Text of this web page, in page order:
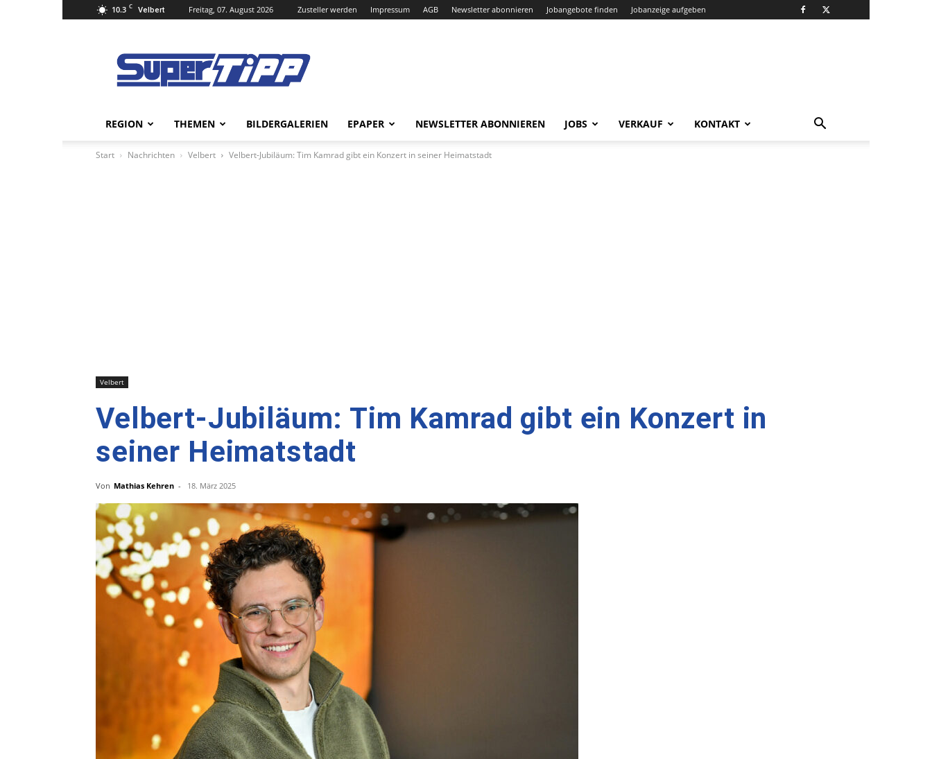
10.3 C Velbert Freitag, 07. August 2026 Zusteller werden Impressum AGB Newsletter abonnieren Jobangebote finden Jobanzeige aufgeben
Tipp
Online
REGION THEMEN BILDERGALERIEN EPAPER NEWSLETTER ABONNIEREN JOBS VERKAUF KONTAKT
Start Nachrichten Velbert Velbert-Jubiläum: Tim Kamrad gibt ein Konzert in seiner Heimatstadt
Velbert
Velbert-Jubiläum: Tim Kamrad gibt ein Konzert in
seiner Heimatstadt
Von Mathias Kehren - 18. März 2025